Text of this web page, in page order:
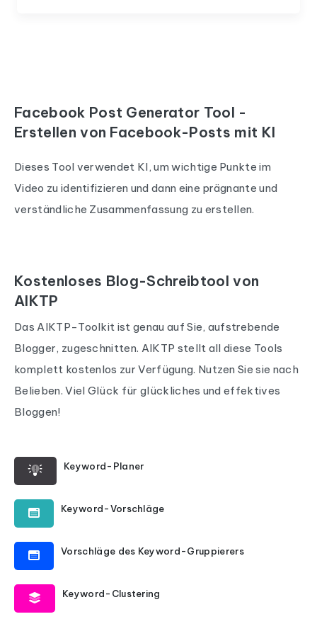
Facebook Post Generator Tool -
Erstellen von Facebook-Posts mit KI
Dieses Tool verwendet KI, um wichtige Punkte im
Video zu identifizieren und dann eine prägnante und
verständliche Zusammenfassung zu erstellen.
Kostenloses Blog-Schreibtool von
AIKTP
Das AIKTP-Toolkit ist genau auf Sie, aufstrebende
Blogger, zugeschnitten. AIKTP stellt all diese Tools
komplett kostenlos zur Verfügung. Nutzen Sie sie nach
Belieben. Viel Glück für glückliches und effektives
Bloggen!
Keyword-Planer
Keyword-Vorschläge
Vorschläge des Keyword-Gruppierers
Keyword-Clustering